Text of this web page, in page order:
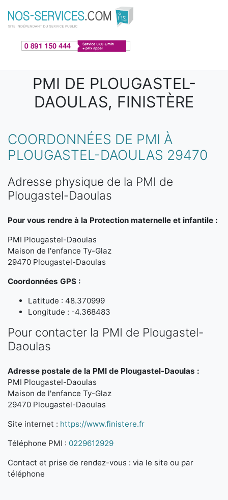
Aller au contenu principal
PMI DE PLOUGASTEL-
DAOULAS, FINISTÈRE
COORDONNÉES DE PMI À
PLOUGASTEL-DAOULAS 29470
Adresse physique de la PMI de
Plougastel-Daoulas
Pour vous rendre à la Protection maternelle et infantile :
PMI Plougastel-Daoulas
Maison de l'enfance Ty-Glaz
29470 Plougastel-Daoulas
Coordonnées GPS :
Latitude : 48.370999
Longitude : -4.368483
Pour contacter la PMI de Plougastel-
Daoulas
Adresse postale de la PMI de Plougastel-Daoulas :
PMI Plougastel-Daoulas
Maison de l'enfance Ty-Glaz
29470 Plougastel-Daoulas
Site internet : https://www.finistere.fr
Téléphone PMI : 0229612929
Contact et prise de rendez-vous : via le site ou par
téléphone